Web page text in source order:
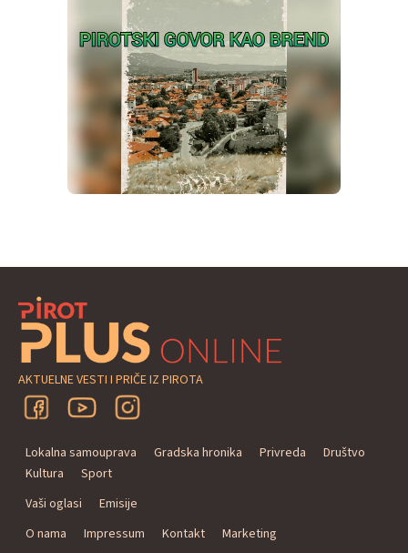
AKTUELNE VESTI I PRIČE IZ PIROTA
Lokalna samouprava Gradska hronika Privreda
Društvo
Kultura
Sport
Vaši oglasi
Emisije
O nama
Impressum Kontakt Marketing